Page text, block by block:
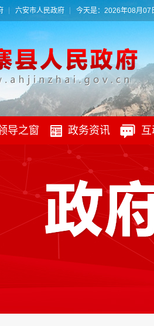
六安市人民政府 今天是：2026年08月07
导之窗 政务资讯